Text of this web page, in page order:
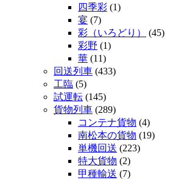
四季彩 (1)
宴 (7)
彩（いろどり）
(45)
彩野 (1)
華 (11)
回送列車 (433)
工臨 (5)
試運転 (145)
貨物列車 (289)
コンテナ貨物 (4)
南松本の貨物 (19)
単機回送 (223)
特大貨物 (2)
甲種輸送 (7)